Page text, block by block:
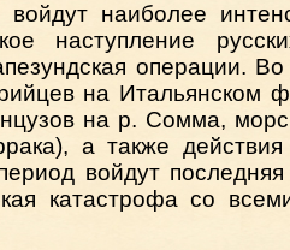
наиболее
наступление
операции.
на Итальянском
на р. Сомма,
а также
войдут
катастрофа со